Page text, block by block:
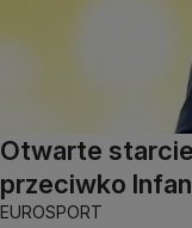
Otwarte starcie
przeciwko
EUROSPORT